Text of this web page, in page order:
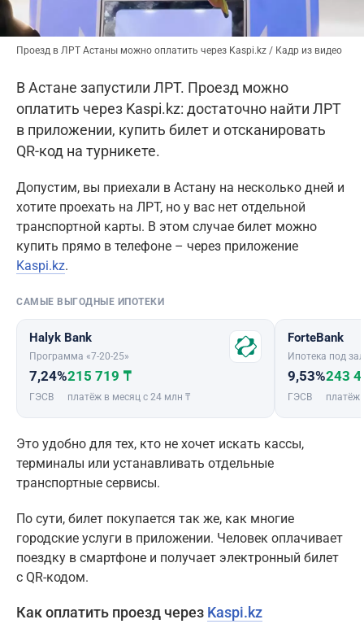
Проезд в ЛРТ Астаны можно оплатить через Kaspi.kz / Кадр из видео
В Астане запустили ЛРТ. Проезд можно
оплатить через Kaspi.kz: достаточно найти ЛРТ
в приложении, купить билет и отсканировать
QR-код на турникете.
Допустим, вы приехали в Астану на несколько дней и
хотите проехать на ЛРТ, но у вас нет отдельной
транспортной карты. В этом случае билет можно
купить прямо в телефоне – через приложение
Kaspi.kz.
САМЫЕ ВЫГОДНЫЕ ИПОТЕКИ
Halyk Bank
Программа «7-20-25»
7,24%
ГЭСВ
215 719 ₸
платёж в месяц с 24 млн ₸
ForteBank
Ипотека под
9,53%
ГЭСВ
243
платёж
Это удобно для тех, кто не хочет искать кассы,
терминалы или устанавливать отдельные
транспортные сервисы.
По сути, билет покупается так же, как многие
городские услуги в приложении. Человек оплачивает
поездку в смартфоне и получает электронный билет
с QR-кодом.
Как оплатить проезд через Kaspi.kz